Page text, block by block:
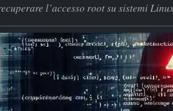
l’accesso root su sistemi